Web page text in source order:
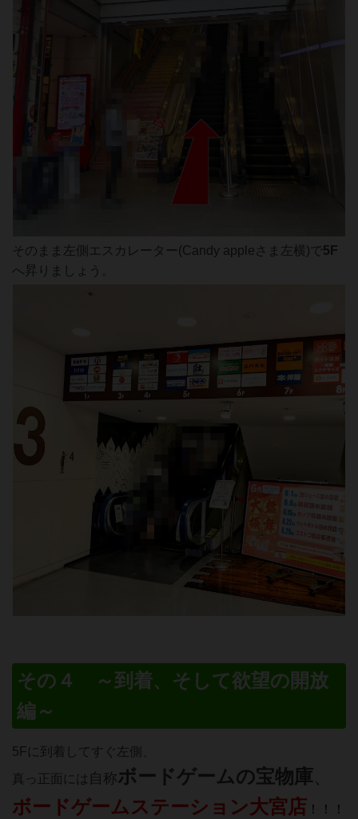
そのまま左側エスカレーター(Candy appleさま左横)で5F
へ昇りましょう。
その４ ～到着、そして欲望の開放
編～
5Fに到着してすぐ左側、
真っ正面には 自称ボードゲームの宝物庫
ボードゲームステーション大宮店 ！！！